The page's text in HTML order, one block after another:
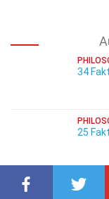
34
25
25